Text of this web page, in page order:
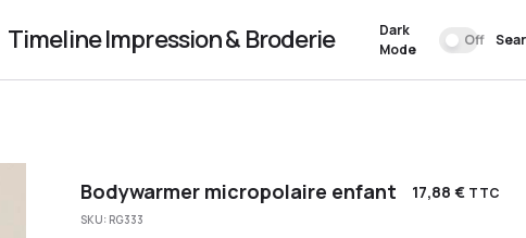
Timeline Impression & Broderie
Dark
Mode
Off
Bodywarmer micropolaire enfant 17,88 € TTC
SKU: RG333